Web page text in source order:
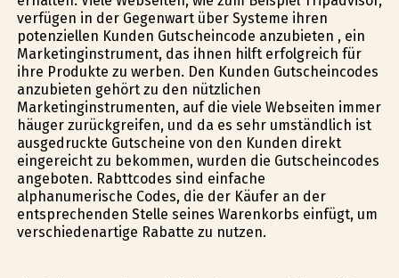
verfügen in der Gegenwart über Systeme ihren
potenziellen Kunden Gutscheincode anzubieten , ein
Marketinginstrument, das ihnen hilft erfolgreich für
ihre Produkte zu werben. Den Kunden Gutscheincodes
anzubieten gehört zu den nützlichen
Marketinginstrumenten, auf die viele Webseiten immer
häufiger zurückgreifen, und da es sehr umständlich ist
ausgedruckte Gutscheine von den Kunden direkt
eingereicht zu bekommen, wurden die Gutscheincodes
angeboten. Rabttcodes sind einfache
alphanumerische Codes, die der Käufer an der
entsprechenden Stelle seines Warenkorbs einfügt, um
verschiedenartige Rabatte zu nutzen.